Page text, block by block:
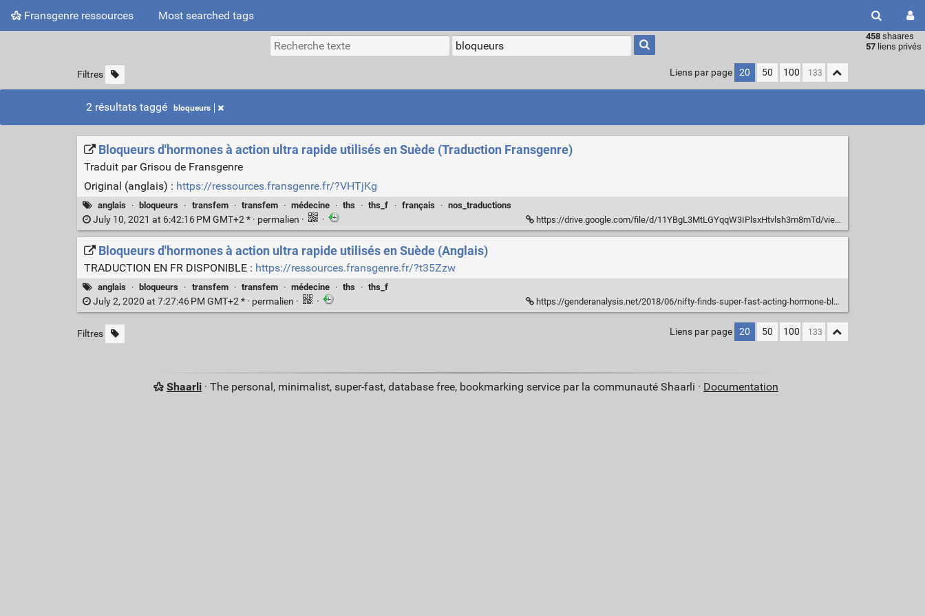
Fransgenre ressources Most searched tags
458 shaares
57 liens privés
Type 1 or
more
characters
results.
Filtres Liens par page 20 50 100
2 résultats taggé bloqueurs
Bloqueurs d'hormones à action ultra rapide utilisés en Suède (Traduction Fransgenre)
Traduit par Grisou de Fransgenre
Original (anglais) : https://ressources.fransgenre.fr/?VHTjKg
anglais · bloqueurs · transfem · transfem · médecine · ths · ths_f · français · nos_traductions
July 10, 2021 at 6:42:16 PM GMT+2 * · permalien · · https://drive.google.com/file/d/11YBgL3MtLGYqqW3IPlsxHtvlsh3m8mTd/view?usp=drive_link
Bloqueurs d'hormones à action ultra rapide utilisés en Suède (Anglais)
TRADUCTION EN FR DISPONIBLE : https://ressources.fransgenre.fr/?t35Zzw
anglais · bloqueurs · transfem · transfem · médecine · ths · ths_f
July 2, 2020 at 7:27:46 PM GMT+2 * · permalien · · https://genderanalysis.net/2018/06/nifty-finds-super-fast-acting-hormone-blockers-used-in-sweden/
Filtres Liens par page 20 50 100
Shaarli· The personal, minimalist, super-fast, database free, bookmarking service par la communauté Shaarli · Documentation